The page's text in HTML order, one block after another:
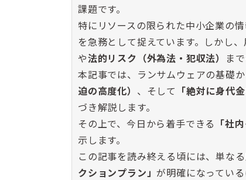
課題です。
特にリソースの限られた中小企業の
を急務として捉えています。しかし、
や法的リスク（外為法・犯収法）
ま
本記事では、ランサムウェアの基礎
迫の高度化） 、そして 「絶対に身代
づき解説します。
その上で、今日から着手できる 「社
示します。
この記事を読み終える頃には、単な
クションプラン」が明確になっている